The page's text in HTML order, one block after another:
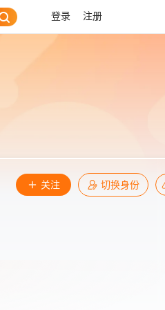
登录 注册
关注 切换身份